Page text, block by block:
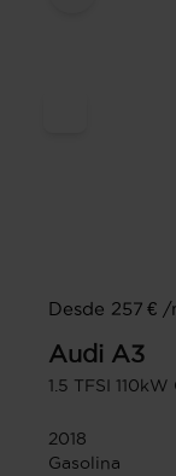
Desde 257 € /
Audi A3
1.5 TFSI
2018
Gasolina